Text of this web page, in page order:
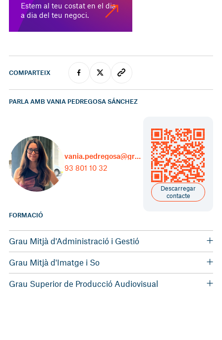
Estem al teu costat en el dia
a dia del teu negoci.
COMPARTEIX
PARLA AMB VANIA PEDREGOSA SÁNCHEZ
vania.pedregosa@grupcarles.com
93 801 10 32
Descarregar
contacte
FORMACIÓ
Grau Mitjà d'Administració i Gestió
Grau Mitjà d'Imatge i So
Grau Superior de Producció Audiovisual